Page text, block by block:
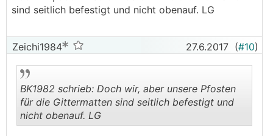
sind seitlich befestigt und nicht obenauf. LG
Zeichi1984 27.6.2017 (#10)
BK1982 schrieb: Doch wir, aber unsere Pfosten
für die Gittermatten sind seitlich befestigt und
nicht obenauf. LG